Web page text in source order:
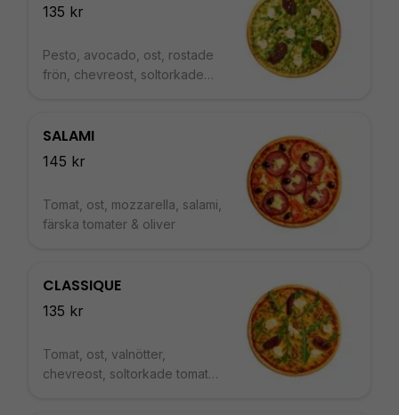
135 kr
Pesto, avocado, ost, rostade
frön, chevreost, soltorkade
SALAMI
145 kr
Tomat, ost, mozzarella, salami,
färska tomater & oliver
CLASSIQUE
135 kr
Tomat, ost, valnötter,
chevreost, soltorkade tomater,